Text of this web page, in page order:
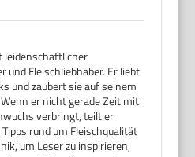
leidenschaftlicher
und Fleischliebhaber. Er liebt
und zaubert sie auf seinem
er nicht gerade Zeit mit
verbringt, teilt er
rund um Fleischqualität
um Leser zu inspirieren,